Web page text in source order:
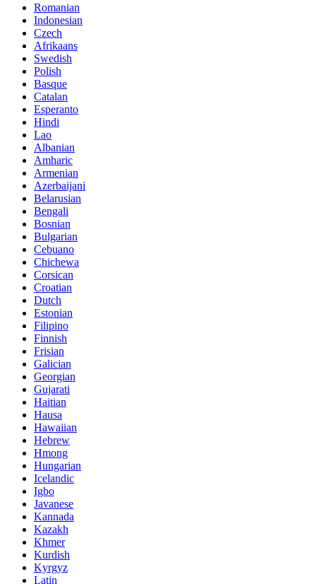
Romanian
Indonesian
Czech
Afrikaans
Swedish
Polish
Basque
Catalan
Esperanto
Hindi
Lao
Albanian
Amharic
Armenian
Azerbaijani
Belarusian
Bengali
Bosnian
Bulgarian
Cebuano
Chichewa
Corsican
Croatian
Dutch
Estonian
Filipino
Finnish
Frisian
Galician
Georgian
Gujarati
Haitian
Hausa
Hawaiian
Hebrew
Hmong
Hungarian
Icelandic
Igbo
Javanese
Kannada
Kazakh
Khmer
Kurdish
Kyrgyz
Latin